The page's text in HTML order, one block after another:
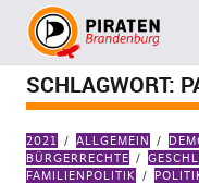
SCHLAGWORT:
2021 ALLGEMEIN
BÜRGERRECHTE
FAMILIENPOLITIK